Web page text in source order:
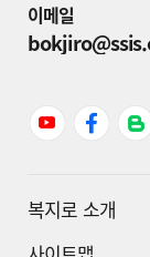
이메일
복지로 소개